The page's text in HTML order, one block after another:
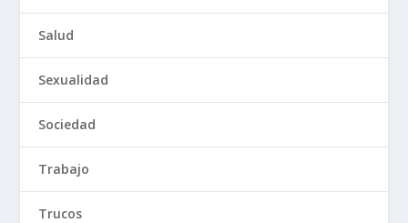
Salud
Sexualidad
Sociedad
Trabajo
Trucos